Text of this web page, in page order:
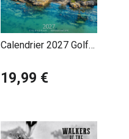
Calendrier 2027 Golfe
19,99 €